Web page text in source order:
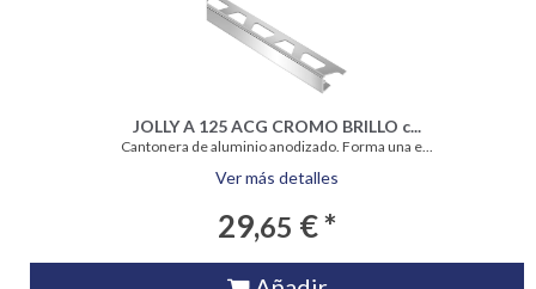
JOLLY A 125 ACG CROMO BRILLO c...
Cantonera de aluminio anodizado. Forma una e...
Ver más detalles
29,65 € *